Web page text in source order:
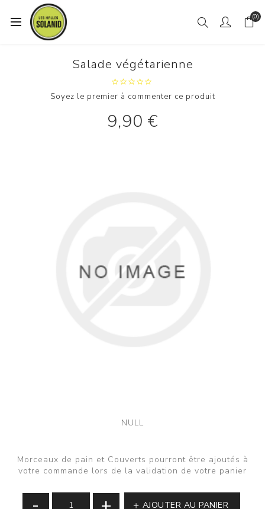
(0)
Salade végétarienne
Soyez le premier à commenter ce produit
9,90 €
NULL
Morceaux de pain et Couverts pourront être ajoutés à
votre commande lors de la validation de votre panier
AJOUTER AU PANIER